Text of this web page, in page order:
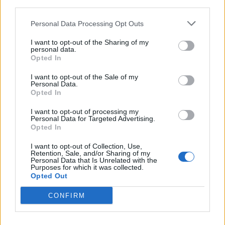
Personal Data Processing Opt Outs
I want to opt-out of the Sharing of my
personal data.
Opted In
I want to opt-out of the Sale of my
Personal Data.
Opted In
I want to opt-out of processing my
Personal Data for Targeted Advertising.
Opted In
I want to opt-out of Collection, Use,
Retention, Sale, and/or Sharing of my
Personal Data that Is Unrelated with the
Purposes for which it was collected.
Opted Out
CONFIRM
Αυτά είναι τα συμπτώματα από τη νόσο των